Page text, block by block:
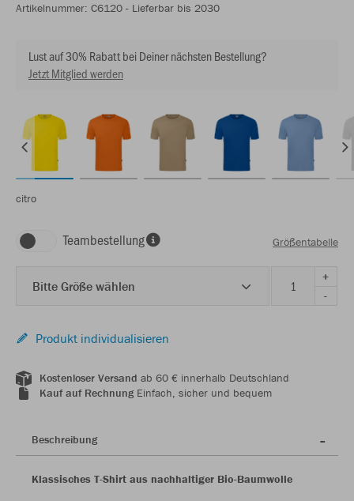
Artikelnummer: C6120 - Lieferbar bis 2030
Lust auf 30% Rabatt bei Deiner nächsten Bestellung?
Jetzt Mitglied werden
citro
Teambestellung Größentabelle
Bitte Größe wählen
+
-
Produkt individualisieren
Kostenloser Versand ab 60 € innerhalb Deutschland
Kauf auf RechnungEinfach, sicher und bequem
Beschreibung
Klassisches T-Shirt aus nachhaltiger Bio-Baumwolle